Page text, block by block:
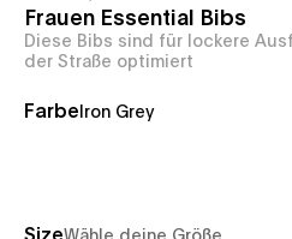
Frauen Essential Bibs
Diese Bibs sind für lockere
der Straße optimiert
Farbe Iron Grey